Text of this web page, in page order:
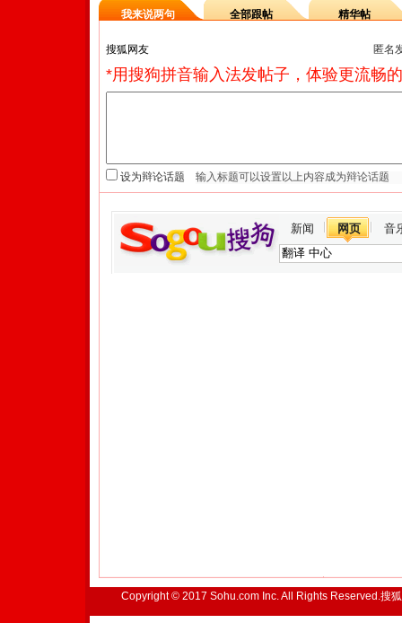
我来说两句 全部跟帖 精华帖
匿名
*用搜狗拼音输入法发帖子，体验更流畅
设为辩论话题
新闻 网页 音
Copyright © 2017 Sohu.com Inc. All Rights Reserved.搜